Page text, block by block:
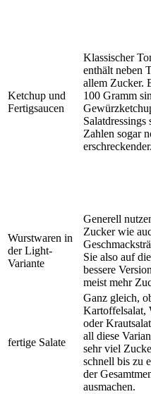
Ketchup und
Fertigsaucen
Klassischer
enthält neben
allem Zucker.
100 Gramm
Salatdressings
Zahlen sogar
erschreckender.
Wurstwaren in
der Light-
Variante
Generell
Zucker wie
Sie also auf
bessere
meist mehr
fertige Salate
Ganz gleich,
Kartoffelsalat,
oder
all diese
sehr viel
schnell bis zu
der
ausmachen.